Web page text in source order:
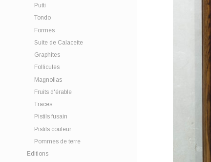
Putti
Tondo
Formes
Suite de Calaceite
Graphites
Follicules
Magnolias
Fruits d'érable
Traces
Pistils fusain
Pistils couleur
Pommes de terre
Editions